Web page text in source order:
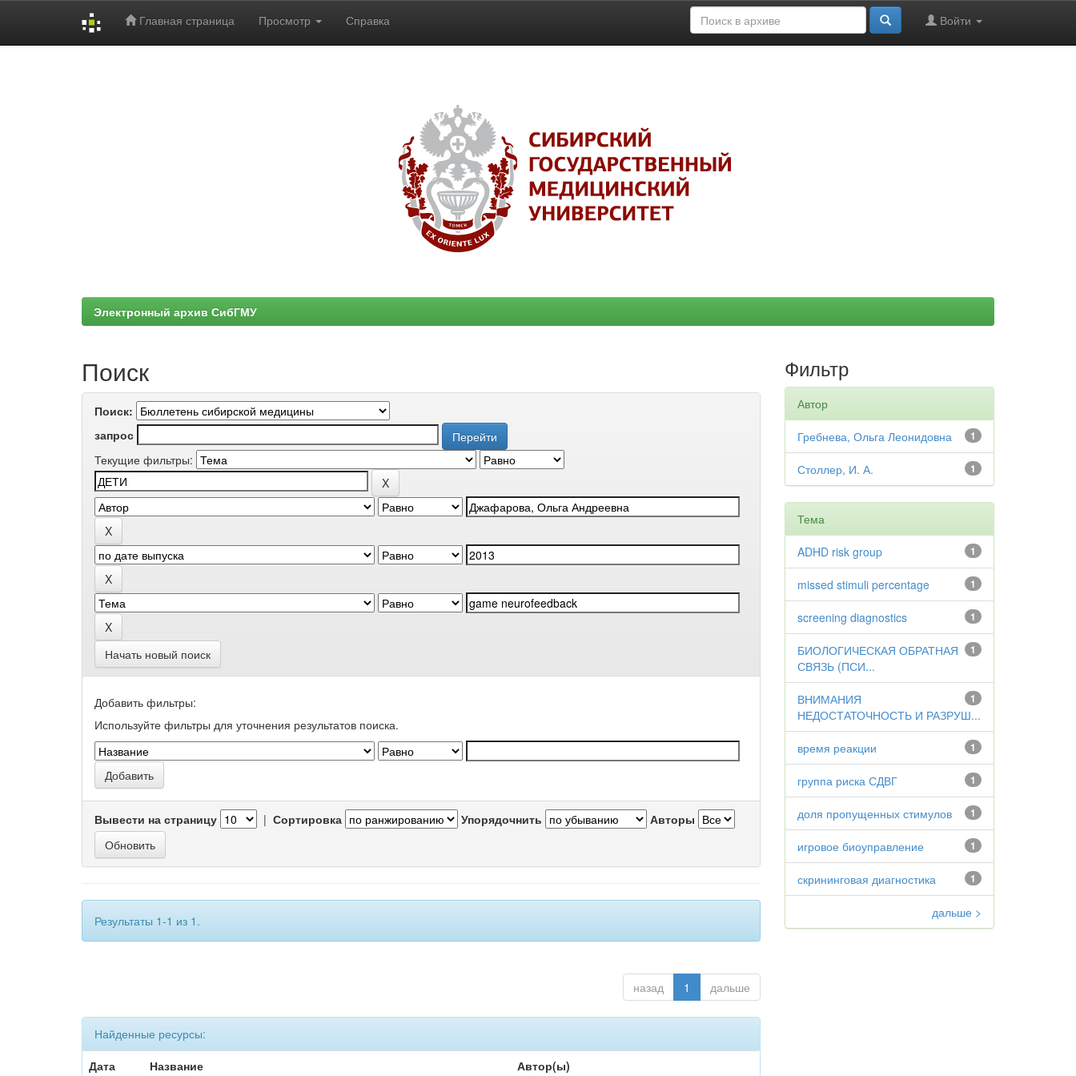
Главная страница Просмотр Справка Войти
Электронный архив СибГМУ
Поиск
Поиск:
запрос
Текущие фильтры:
Начать новый поиск
Добавить фильтры:
Используйте фильтры для уточнения результатов поиска.
Вывести на страницу | Сортировка Упорядочнить Авторы
Результаты 1-1 из 1.
назад 1 дальше
Найденные ресурсы:
Дата
Название Автор(ы)
Фильтр
Автор
1
Гребнева, Ольга Леонидовна
1
Столлер, И. А.
Тема
1
ADHD risk group
1
missed stimuli percentage
1
screening diagnostics
1
БИОЛОГИЧЕСКАЯ ОБРАТНАЯ
СВЯЗЬ (ПСИ...
1
ВНИМАНИЯ
НЕДОСТАТОЧНОСТЬ И РАЗРУШ...
1
время реакции
1
группа риска СДВГ
1
доля пропущенных стимулов
1
игровое биоуправление
1
скрининговая диагностика
дальше >